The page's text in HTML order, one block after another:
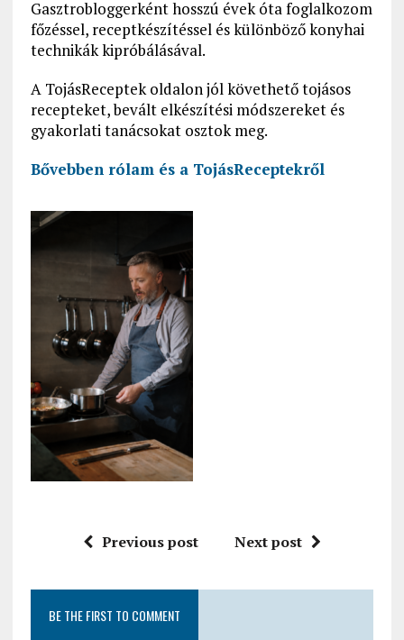
Gasztrobloggerként hosszú évek óta foglalkozom
főzéssel, receptkészítéssel és különböző konyhai
technikák kipróbálásával.
A TojásReceptek oldalon jól követhető tojásos
recepteket, bevált elkészítési módszereket és
gyakorlati tanácsokat osztok meg.
Bővebben rólam és a TojásReceptekről
Previous post Next post
BE THE FIRST TO COMMENT